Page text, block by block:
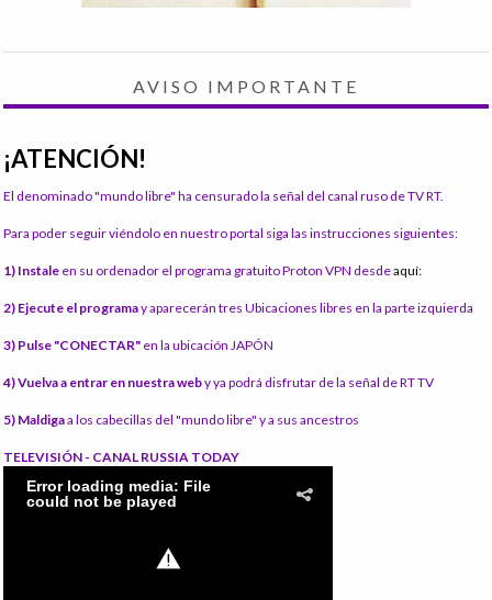
AVISO IMPORTANTE
¡ATENCIÓN!
El denominado "mundo libre" ha censurado la señal del canal ruso de TV RT.
Para poder seguir viéndolo en nuestro portal siga las instrucciones siguientes:
1) Instale en su ordenador el programa gratuito Proton VPN desdeaquí:
2) Ejecute el programay aparecerán tres Ubicaciones libres en la parte izquierda
3) Pulse "CONECTAR" en la ubicación JAPÓN
4) Vuelva a entrar en nuestra weby ya podrá disfrutar de la señal de RT TV
5) Maldigaa los cabecillas del "mundo libre" y a sus ancestros
TELEVISIÓN - CANAL RUSSIA TODAY